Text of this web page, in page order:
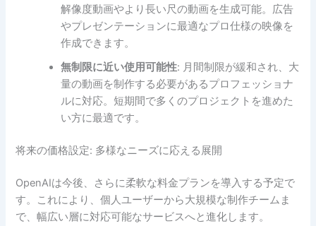
解像度動画やより長い尺の動画を生成可能。広告
やプレゼンテーションに最適なプロ仕様の映像を
作成できます。
無制限に近い使用可能性: 月間制限が緩和され、大
量の動画を制作する必要があるプロフェッショナ
ルに対応。短期間で多くのプロジェクトを進めた
い方に最適です。
将来の価格設定: 多様なニーズに応える展開
OpenAIは今後、さらに柔軟な料金プランを導入する予定で
す。これにより、個人ユーザーから大規模な制作チームま
で、幅広い層に対応可能なサービスへと進化します。